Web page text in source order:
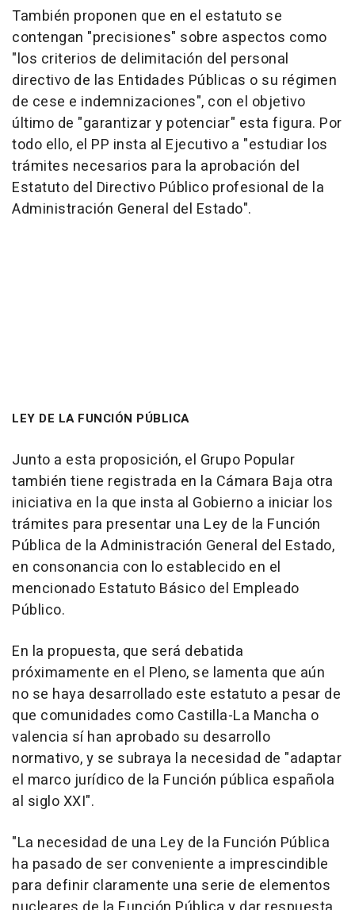
También proponen que en el estatuto se
contengan "precisiones" sobre aspectos como
"los criterios de delimitación del personal
directivo de las Entidades Públicas o su régimen
de cese e indemnizaciones", con el objetivo
último de "garantizar y potenciar" esta figura. Por
todo ello, el PP insta al Ejecutivo a "estudiar los
trámites necesarios para la aprobación del
Estatuto del Directivo Público profesional de la
Administración General del Estado".
LEY DE LA FUNCIÓN PÚBLICA
Junto a esta proposición, el Grupo Popular
también tiene registrada en la Cámara Baja otra
iniciativa en la que insta al Gobierno a iniciar los
trámites para presentar una Ley de la Función
Pública de la Administración General del Estado,
en consonancia con lo establecido en el
mencionado Estatuto Básico del Empleado
Público.
En la propuesta, que será debatida
próximamente en el Pleno, se lamenta que aún
no se haya desarrollado este estatuto a pesar de
que comunidades como Castilla-La Mancha o
valencia sí han aprobado su desarrollo
normativo, y se subraya la necesidad de "adaptar
el marco jurídico de la Función pública española
al siglo XXI".
"La necesidad de una Ley de la Función Pública
ha pasado de ser conveniente a imprescindible
para definir claramente una serie de elementos